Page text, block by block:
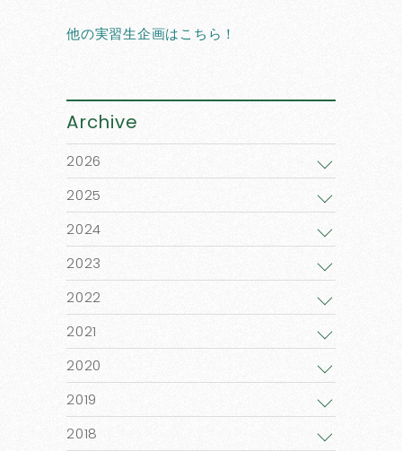
他の実習生企画はこちら！
Archive
2026
2025
2024
2023
2022
2021
2020
2019
2018